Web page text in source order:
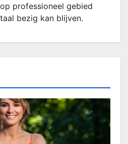
professioneel gebied
bezig kan blijven.